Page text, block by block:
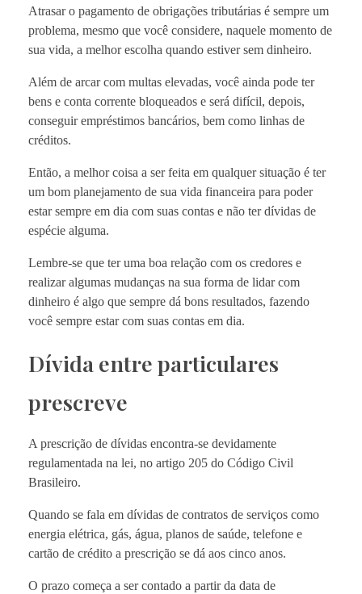
Atrasar o pagamento de obrigações tributárias é sempre um
problema, mesmo que você considere, naquele momento de
sua vida, a melhor escolha quando estiver sem dinheiro.
Além de arcar com multas elevadas, você ainda pode ter
bens e conta corrente bloqueados e será difícil, depois,
conseguir empréstimos bancários, bem como linhas de
créditos.
Então, a melhor coisa a ser feita em qualquer situação é ter
um bom planejamento de sua vida financeira para poder
estar sempre em dia com suas contas e não ter dívidas de
espécie alguma.
Lembre-se que ter uma boa relação com os credores e
realizar algumas mudanças na sua forma de lidar com
dinheiro é algo que sempre dá bons resultados, fazendo
você sempre estar com suas contas em dia.
Dívida entre particulares
prescreve
A prescrição de dívidas encontra-se devidamente
regulamentada na lei, no artigo 205 do Código Civil
Brasileiro.
Quando se fala em dívidas de contratos de serviços como
energia elétrica, gás, água, planos de saúde, telefone e
cartão de crédito a prescrição se dá aos cinco anos.
O prazo começa a ser contado a partir da data de